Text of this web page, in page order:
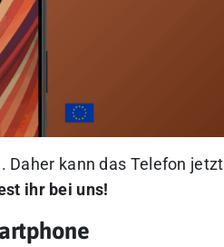
Daher kann das Telefon jetzt
ihr bei uns!